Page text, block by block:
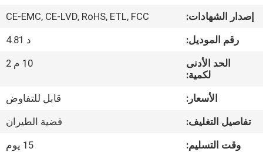
الواقع
الافتراضي
معلومات
جولة
إصدار الشهادات:
CE-EMC, CE-LVD, RoHS, ETL, FCC
رقم الموديل:
د 4.81
الحد الأدنى
لكمية:
10 م 2
الأسعار:
قابل للتفاوض
تفاصيل التغليف:
قضية الطيران
وقت التسليم:
15 يوم